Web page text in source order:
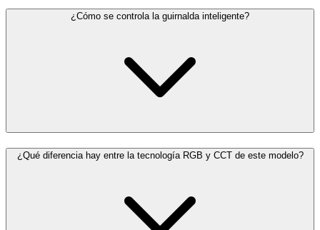
¿Cómo se controla la guirnalda inteligente?
¿Qué diferencia hay entre la tecnología RGB y CCT de este modelo?